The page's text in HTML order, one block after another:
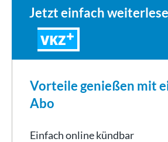
Jetzt einfach
VKZ
Vorteile genießen mit
Abo
Einfach online kündbar